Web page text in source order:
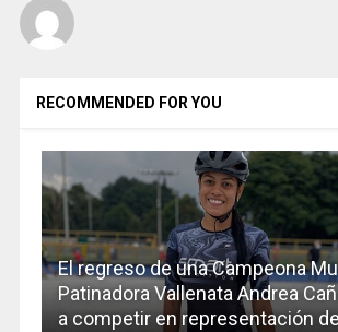
RECOMMENDED FOR YOU
El regreso de una Campeona
Patinadora Vallenata Andrea
a competir en representación